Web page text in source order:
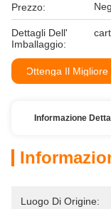
Prezzo:
Dettagli Dell'
Imballaggio:
Ottenga Il Migliore
Informazione
Luogo Di Origine: